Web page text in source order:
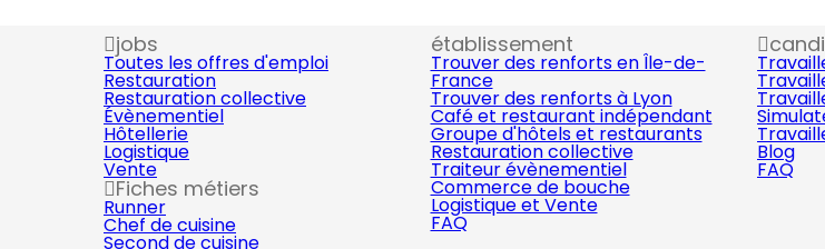
jobs
Toutes les offres d'emploi
Restauration
Restauration collective
Évènementiel
Hôtellerie
Logistique
Vente
Fiches métiers
Runner
Chef de cuisine
Second de cuisine
établissement
Trouver des renforts en Île-de-
France
Trouver des renforts à Lyon
Café et restaurant indépendant
Groupe d'hôtels et restaurants
Restauration collective
Traiteur évènementiel
Commerce de bouche
Logistique et Vente
FAQ
Blog
FAQ